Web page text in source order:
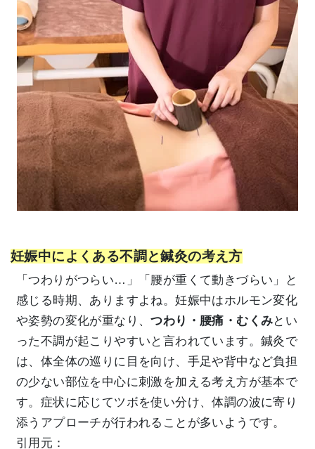
妊娠中によくある不調と鍼灸の考え方
「つわりがつらい…」「腰が重くて動きづらい」と
感じる時期、ありますよね。妊娠中はホルモン変化
や姿勢の変化が重なり、つわり・腰痛・むくみとい
った不調が起こりやすいと言われています。鍼灸で
は、体全体の巡りに目を向け、手足や背中など負担
の少ない部位を中心に刺激を加える考え方が基本で
す。症状に応じてツボを使い分け、体調の波に寄り
添うアプローチが行われることが多いようです。
引用元：